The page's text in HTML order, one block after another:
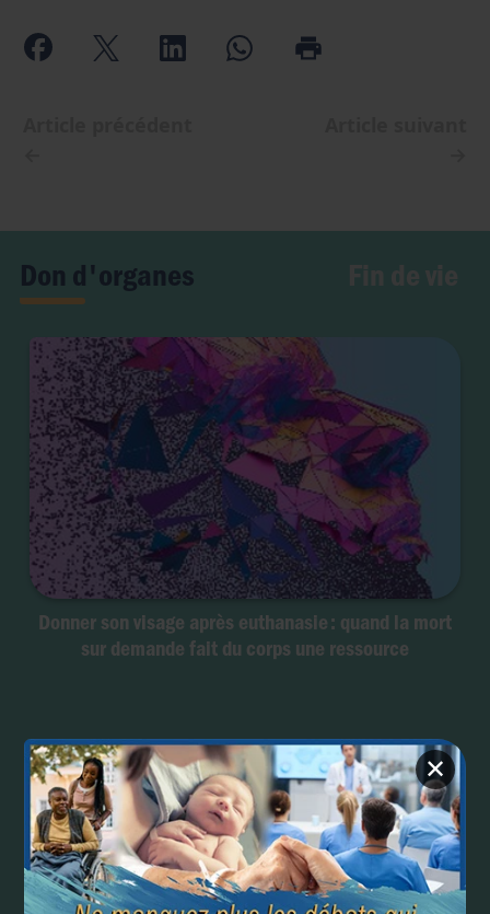
✕
Don d'organes
Donner son visage après euthanasie : quand la mort
sur demande fait du corps une ressource